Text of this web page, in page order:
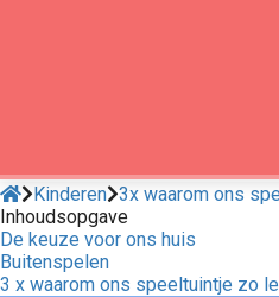
Kinderen 3x waarom ons
Inhoudsopgave
De keuze voor ons huis
Buitenspelen
3 x waarom ons speeltuintje zo
gebruikt